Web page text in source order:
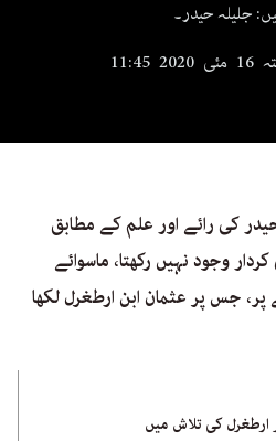
جلیلہ حیدر۔
11:45
کی رائے اور علم کے مطابق
وجود نہیں رکھتا، ماسوائے
جس پر عثمان ابن ارطغرل لکھا
ارطغرل کی تلاش میں